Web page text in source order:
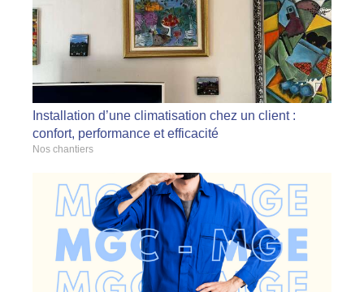
Installation d’une climatisation chez un client :
confort, performance et efficacité
Nos chantiers